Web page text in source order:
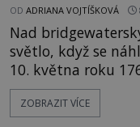
OD ADRIANA VOJTÍŠKOVÁ
Nad
světlo, když se
10. května roku
dojde k vůbec
přeletu UFO. Podle záznamů vyzařuje takové
ZOBRAZIT VÍCE